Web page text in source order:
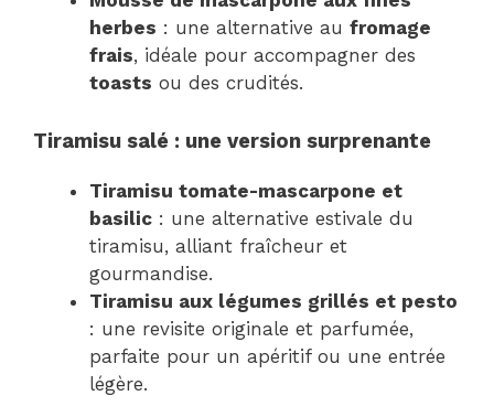
herbes : une alternative au fromage
frais, idéale pour accompagner des
toasts ou des crudités.
Tiramisu salé : une version surprenante
Tiramisu tomate-mascarpone et
basilic : une alternative estivale du
tiramisu, alliant fraîcheur et
gourmandise.
Tiramisu aux légumes grillés et pesto
: une revisite originale et parfumée,
parfaite pour un apéritif ou une entrée
légère.